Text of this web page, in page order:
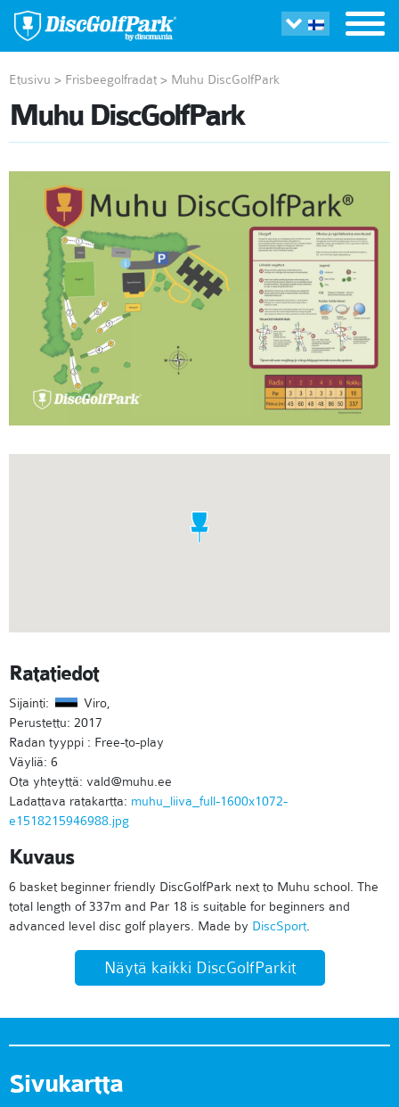
Etusivu > Frisbeegolfradat > Muhu DiscGolfPark
Muhu DiscGolfPark
Ratatiedot
Sijainti:
Viro,
Perustettu: 2017
Radan tyyppi : Free-to-play
Väyliä: 6
Ota yhteyttä: vald@muhu.ee
Ladattava ratakartta: muhu_liiva_full-1600x1072-
e1518215946988.jpg
Kuvaus
6 basket beginner friendly DiscGolfPark next to Muhu school. The
total length of 337m and Par 18 is suitable for beginners and
advanced level disc golf players. Made by DiscSport.
Näytä kaikki DiscGolfParkit
Sivukartta